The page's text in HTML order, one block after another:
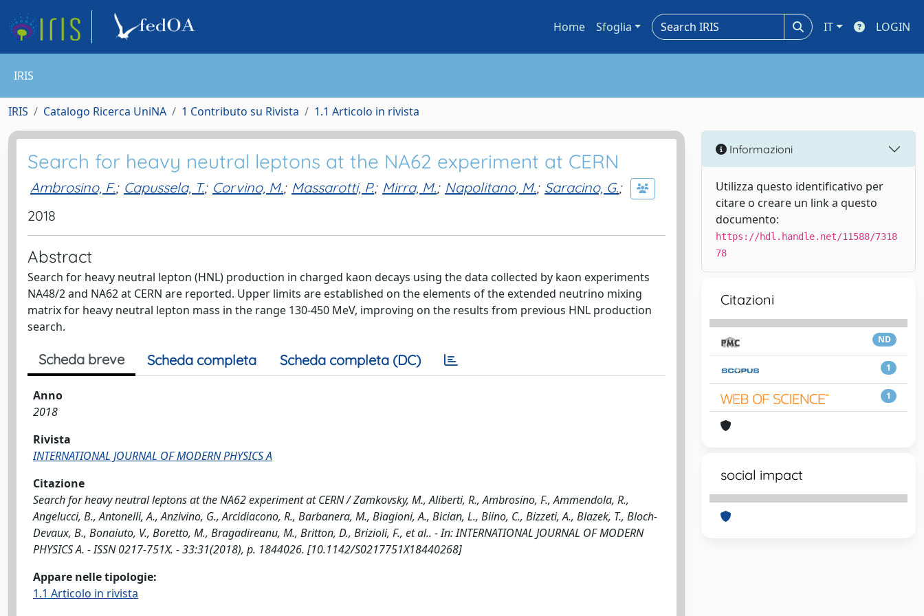
Home Sfoglia IT LOGIN
IRIS
IRIS Catalogo Ricerca UniNA 1 Contributo su Rivista 1.1 Articolo in rivista
Search for heavy neutral leptons at the NA62 experiment at CERN
Ambrosino, F.; Capussela, T.; Corvino, M.; Massarotti, P.; Mirra, M.; Napolitano, M.; Saracino, G.;
2018
Abstract
Search for heavy neutral lepton (HNL) production in charged kaon decays using the data collected by kaon experiments
NA48/2 and NA62 at CERN are reported. Upper limits are established on the elements of the extended neutrino mixing
matrix for heavy neutral lepton mass in the range 130-450 MeV, improving on the results from previous HNL production
search.
Scheda breve Scheda completa Scheda completa (DC)
Anno
2018
Rivista
INTERNATIONAL JOURNAL OF MODERN PHYSICS A
Citazione
Search for heavy neutral leptons at the NA62 experiment at CERN / Zamkovsky, M., Aliberti, R., Ambrosino, F., Ammendola, R.,
Angelucci, B., Antonelli, A., Anzivino, G., Arcidiacono, R., Barbanera, M., Biagioni, A., Bician, L., Biino, C., Bizzeti, A., Blazek, T., Bloch-
Devaux, B., Bonaiuto, V., Boretto, M., Bragadireanu, M., Britton, D., Brizioli, F., et al.. - In: INTERNATIONAL JOURNAL OF MODERN
PHYSICS A. - ISSN 0217-751X. - 33:31(2018), p. 1844026. [10.1142/S0217751X18440268]
Appare nelle tipologie:
1.1 Articolo in rivista
Informazioni
Utilizza questo identificativo per
citare o creare un link a questo
documento:
https://hdl.handle.net/11588/7318
78
Citazioni
ND
1
1
social impact